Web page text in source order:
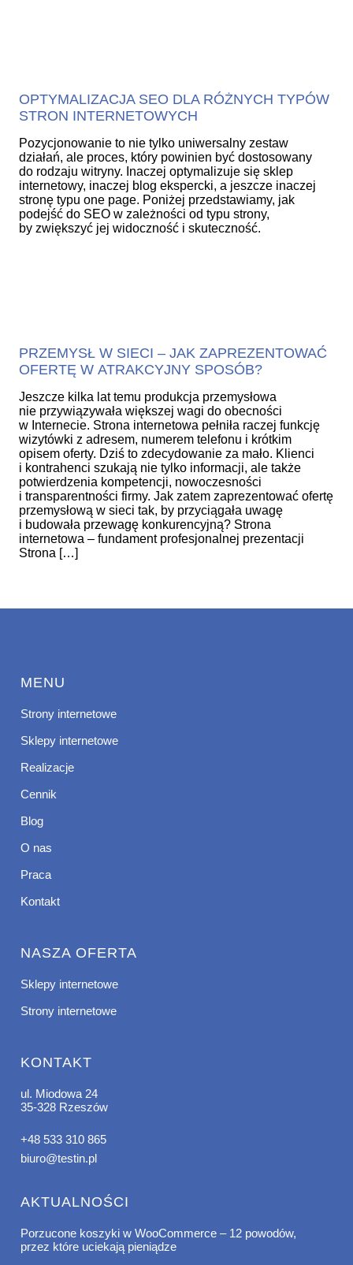
OPTYMALIZACJA SEO DLA RÓŻNYCH TYPÓW
STRON INTERNETOWYCH
Pozycjonowanie to nie tylko uniwersalny zestaw
działań, ale proces, który powinien być dostosowany
do rodzaju witryny. Inaczej optymalizuje się sklep
internetowy, inaczej blog ekspercki, a jeszcze inaczej
stronę typu one page. Poniżej przedstawiamy, jak
podejść do SEO w zależności od typu strony,
by zwiększyć jej widoczność i skuteczność.
PRZEMYSŁ W SIECI – JAK ZAPREZENTOWAĆ
OFERTĘ W ATRAKCYJNY SPOSÓB?
Jeszcze kilka lat temu produkcja przemysłowa
nie przywiązywała większej wagi do obecności
w Internecie. Strona internetowa pełniła raczej funkcję
wizytówki z adresem, numerem telefonu i krótkim
opisem oferty. Dziś to zdecydowanie za mało. Klienci
i kontrahenci szukają nie tylko informacji, ale także
potwierdzenia kompetencji, nowoczesności
i transparentności firmy. Jak zatem zaprezentować ofertę
przemysłową w sieci tak, by przyciągała uwagę
i budowała przewagę konkurencyjną? Strona
internetowa – fundament profesjonalnej prezentacji
Strona […]
MENU
Strony internetowe
Sklepy internetowe
Realizacje
Cennik
Blog
O nas
Praca
Kontakt
NASZA OFERTA
Sklepy internetowe
Strony internetowe
KONTAKT
ul. Miodowa 24
35-328 Rzeszów
+48 533 310 865
biuro@testin.pl
AKTUALNOŚCI
Porzucone koszyki w WooCommerce – 12 powodów,
przez które uciekają pieniądze